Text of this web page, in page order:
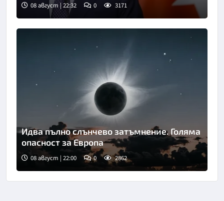
08 август | 22:32 0 3171
Идва пълно слънчево затъмнение. Голяма
опасност за Европа
08 август | 22:00 0 2862